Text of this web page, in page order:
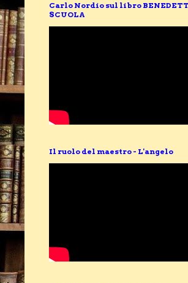
Carlo Nordio sul libro
SCUOLA
Il ruolo del maestro - L'angelo